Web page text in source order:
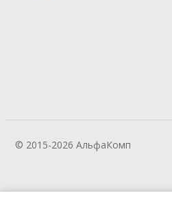
© 2015-2026 АльфаКомп